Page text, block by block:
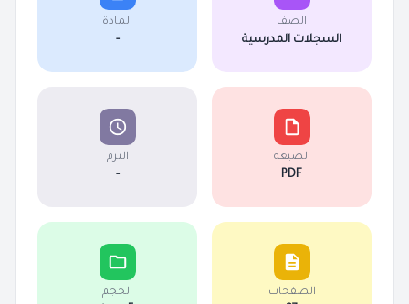
الصف
السجلات المدرسية
المادة
-
الصيغة
PDF
الترم
-
الصفحات الحجم